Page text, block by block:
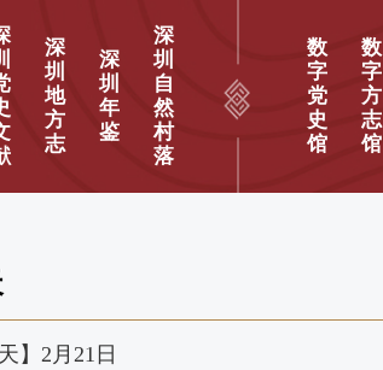
深
圳
地
方
志
深
圳
年
鉴
深
圳
自
然
村
落
数
字
党
史
馆
数
字
方
志
馆
】2月21日